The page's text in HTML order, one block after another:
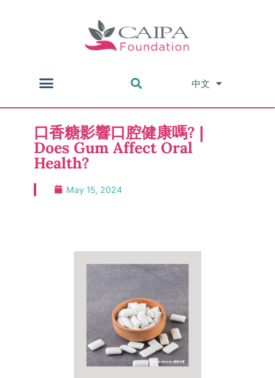
中文
English
口香糖影響口腔健康嗎? |
Does Gum Affect Oral
Health?
May 15, 2024